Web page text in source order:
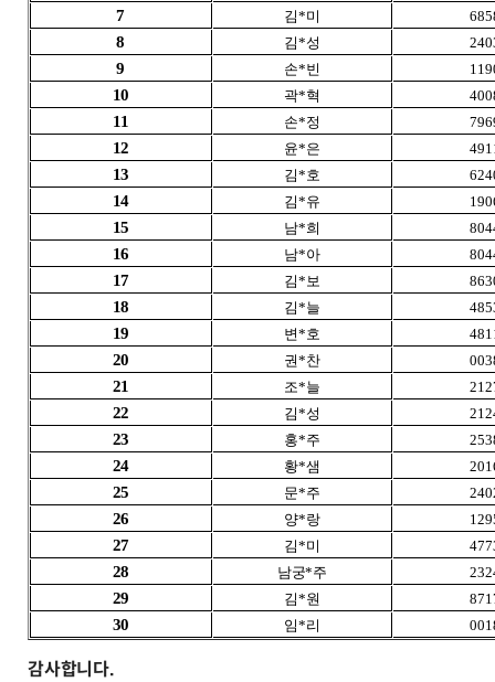
7 김*미
8 김*성
9 손*빈
10 곽*혁
11 손*정
12 윤*은
13 김*호
14 김*유
15 남*희
16 남*아
17 김*보
18 김*늘
19 변*호
20 권*찬
21 조*늘
22 김*성
23 홍*주
24 황*샘
25 문*주
26 양*랑
27 김*미
28 남궁*주
29 김*원
30 임*리
감사합니다.